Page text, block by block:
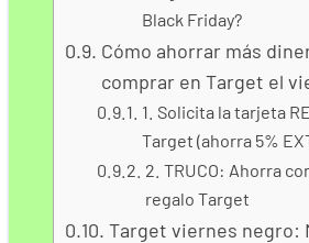
Black Friday?
Cómo ahorrar más
comprar en Target el
1. Solicita la tarjeta
Target (ahorra 5%
2. TRUCO: Ahorra
regalo Target
Target viernes negro: